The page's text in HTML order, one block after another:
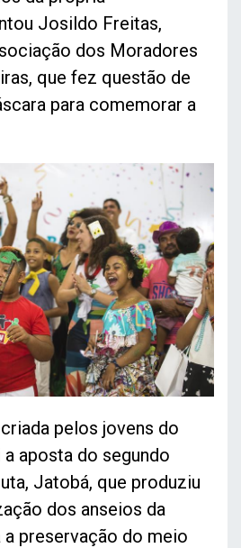
Josildo Freitas,
dos Moradores
que fez questão de
para comemorar a
pelos jovens do
aposta do segundo
Jatobá, que produziu
dos anseios da
a preservação do meio